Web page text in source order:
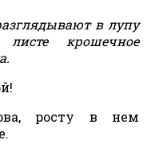
в лупу
крошечное
росту в нем